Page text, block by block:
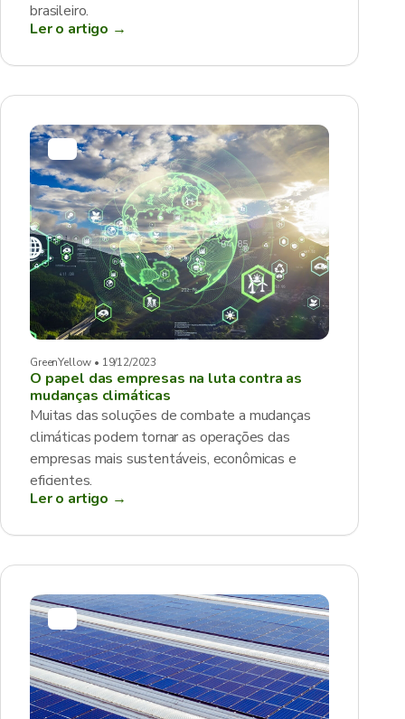
brasileiro.
Ler o artigo →
GreenYellow • 19/12/2023
O papel das empresas na luta contra as
mudanças climáticas
Muitas das soluções de combate a mudanças
climáticas podem tornar as operações das
empresas mais sustentáveis, econômicas e
eficientes.
Ler o artigo →